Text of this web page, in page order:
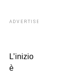
ADVERTISEMENT
L’inizio
è